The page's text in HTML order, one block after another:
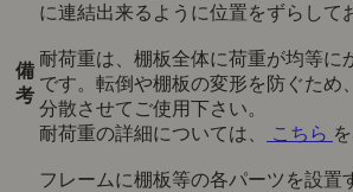
備
考
に連結出来るように位置をずらして
耐荷重は、棚板全体に荷重が均等に
です。転倒や棚板の変形を防ぐため
分散させてご使用下さい。
耐荷重の詳細については、
こちら
フレームに棚板等の各パーツを設置